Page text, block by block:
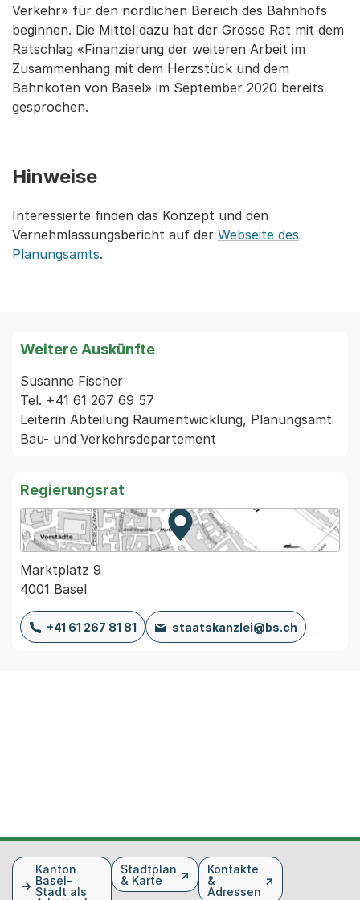
Verkehr» für den nördlichen Bereich des Bahnhofs
beginnen. Die Mittel dazu hat der Grosse Rat mit dem
Ratschlag «Finanzierung der weiteren Arbeit im
Zusammenhang mit dem Herzstück und dem
Bahnkoten von Basel» im September 2020 bereits
gesprochen.
Hinweise
Interessierte finden das Konzept und den
Vernehmlassungsbericht auf der Webseite des
Planungsamts.
Weitere Auskünfte
Susanne Fischer
Tel. +41 61 267 69 57
Leiterin Abteilung Raumentwicklung, Planungsamt
Regierungsrat
Zur Karte von MapBS.
Externer Link, wird in einem
Marktplatz 9
4001 Basel
+41 61 267 81 81 staatskanzlei@bs.ch
FusszeileKanton
Basel-
Stadt als
Stadtplan
& Karte
Kontakte
&
Adressen